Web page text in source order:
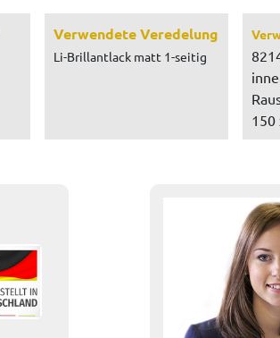
Verwendete Veredelung
Li-Brillantlack matt 1-seitig
150